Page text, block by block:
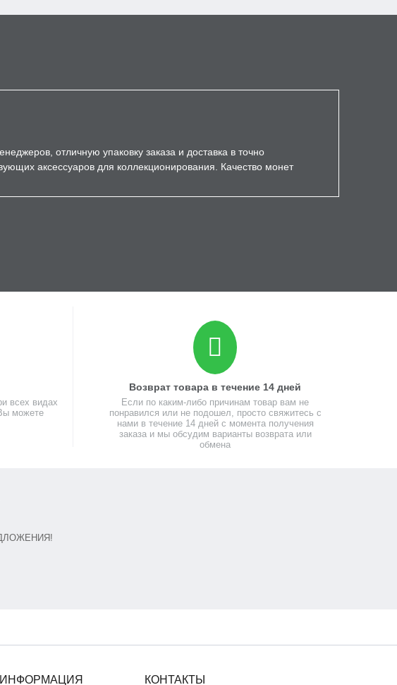
отличную упаковку заказа и доставка в точно
аксессуаров для коллекционирования. Качество монет
всех видах
можете
Возврат товара в течение 14 дней
Если по каким-либо причинам товар вам не
понравился или не подошел, просто свяжитесь с
нами в течение 14 дней с момента получения
заказа и мы обсудим варианты возврата или
обмена
КОНТАКТЫ